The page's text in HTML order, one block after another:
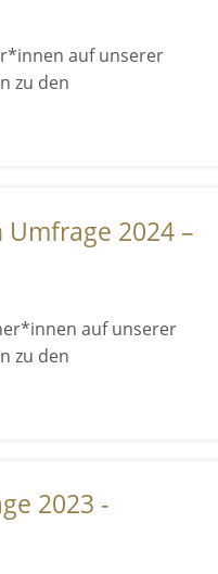
auf unserer
zu den
2024 –
auf unserer
zu den
2023 -